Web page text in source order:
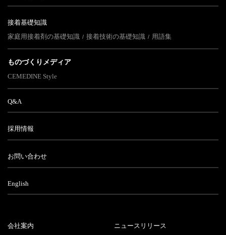
接着基礎知識
家庭用接着剤の基礎知識
接着技術の基礎知識 用語集
ものづくりメディア
CEMEDINE Style
Q&A
採用情報
お問い合わせ
English
会社案内 ニュースリリース